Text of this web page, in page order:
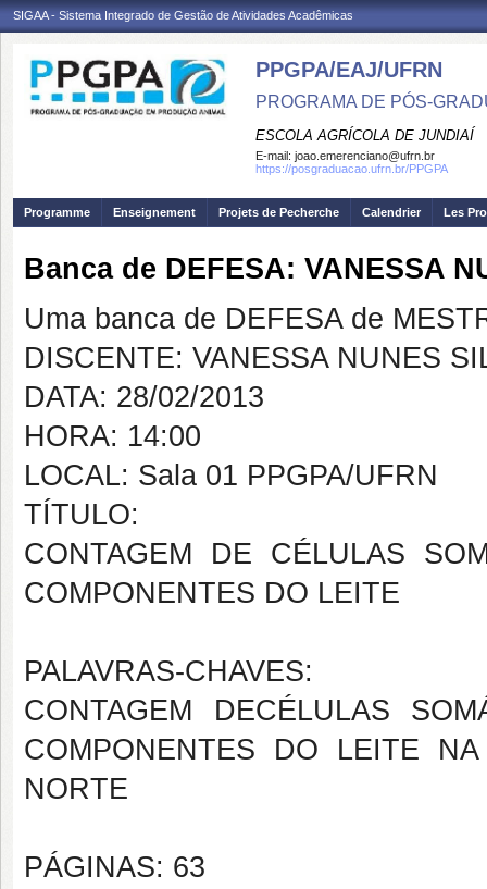
SIGAA - Sistema Integrado de Gestão de Atividades Acadêmicas
PPGPA/EAJ/UFRN
PROGRAMA DE PÓS-
ESCOLA AGRÍCOLA DE JUNDIAÍ
E-mail: joao.emerenciano@ufrn.br
https://posgraduacao.ufrn.br/PPGPA
Programme Enseignement Projets de Pecherche Calendrier Les
Banca de DEFESA: VANESSA
Uma banca de DEFESA de
DISCENTE: VANESSA NUNES
DATA: 28/02/2013
HORA: 14:00
LOCAL: Sala 01 PPGPA/UFRN
TÍTULO:
CONTAGEM DE CÉLULAS
COMPONENTES DO LEITE
PALAVRAS-CHAVES:
CONTAGEM DECÉLULAS
COMPONENTES DO LEITE
NORTE
PÁGINAS: 63